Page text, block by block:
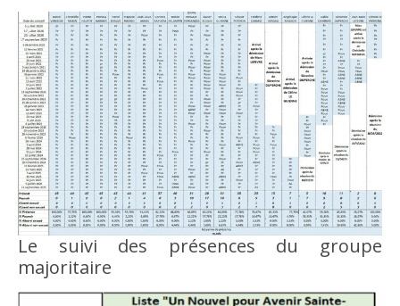
Le suivi des présences du groupe
majoritaire